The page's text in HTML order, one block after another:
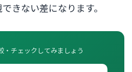
きない差になります。
・チェックしてみましょう